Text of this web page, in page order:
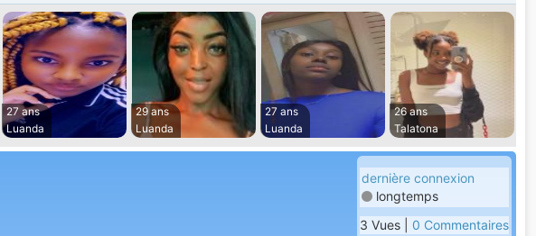
27 ans
Luanda
29 ans
Luanda
27 ans
Luanda
26 ans
Talatona
dernière connexion
longtemps
3 Vues | 0 Commentaires